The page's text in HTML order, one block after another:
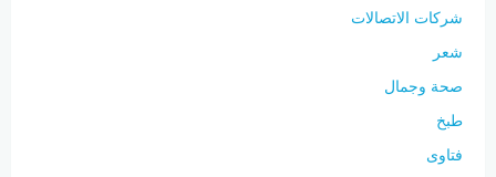
شركات الاتصالات
شعر
صحة وجمال
طبخ
فتاوى